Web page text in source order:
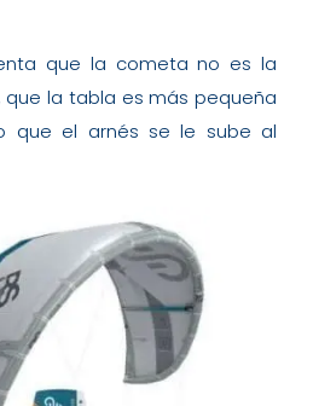
que la cometa no es la
la tabla es más pequeña
que el arnés se le sube al